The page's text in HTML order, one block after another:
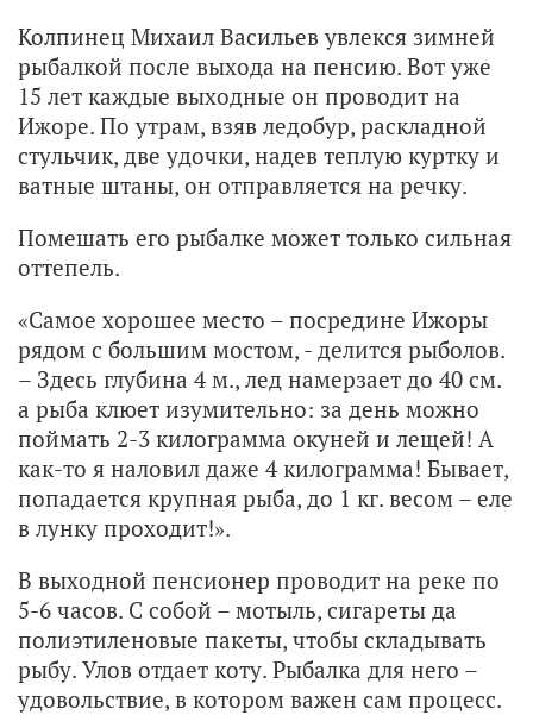
Колпинец Михаил Васильев увлекся зимней
рыбалкой после выхода на пенсию. Вот уже
15 лет каждые выходные он проводит на
Ижоре. По утрам, взяв ледобур, раскладной
стульчик, две удочки, надев теплую куртку и
ватные штаны, он отправляется на речку.
Помешать его рыбалке может только сильная
оттепель.
«Самое хорошее место – посредине Ижоры
рядом с большим мостом, - делится рыболов.
– Здесь глубина 4 м., лед намерзает до 40 см.
а рыба клюет изумительно: за день можно
поймать 2-3 килограмма окуней и лещей! А
как-то я наловил даже 4 килограмма! Бывает,
попадается крупная рыба, до 1 кг. весом – еле
в лунку проходит!».
В выходной пенсионер проводит на реке по
5-6 часов. С собой – мотыль, сигареты да
полиэтиленовые пакеты, чтобы складывать
рыбу. Улов отдает коту. Рыбалка для него –
удовольствие, в котором важен сам процесс.